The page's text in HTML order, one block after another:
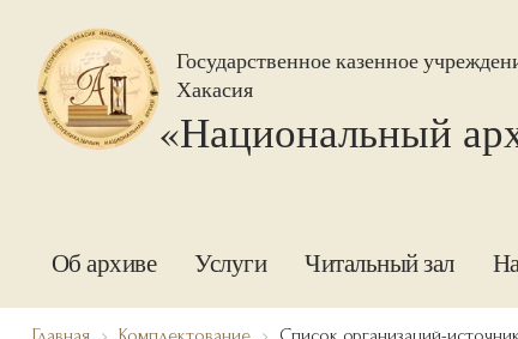
Государственное казенное
Хакасия
«Национальный
Об архиве Услуги Читальный зал